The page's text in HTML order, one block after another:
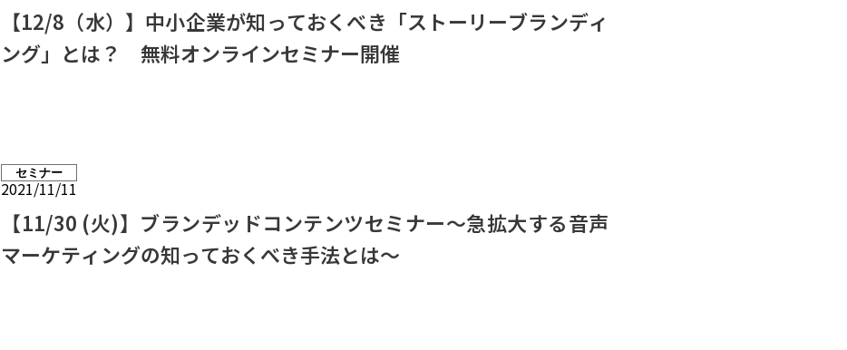
【12/8（水）】中小企業が知っておくべき「ストーリーブランディ
ング」とは？ 無料オンラインセミナー開催
セミナー
2021/11/11
【11/30 (火)】ブランデッドコンテンツセミナー～急拡大する音声
マーケティングの知っておくべき手法とは～